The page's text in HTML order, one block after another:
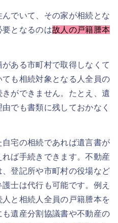
でいて、その家が相続とな
要となるのは故人の戸籍謄本
ある市町村で取得しなくて
も相続対象となる人全員の
ができません。たとえ、遺
でも書類に残しておかなく
宅の相続であれば遺言書が
ば手続きできます。不動産
登記所や市町村の役場など
士は代行も可能です。例え
と相続人全員の戸籍謄本を
遺産分割協議書や不動産の